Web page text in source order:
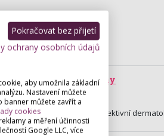
estetické medicíny
320/49 , Praha
plastické chirurgie, korektivní
Pokračovat bez přijetí
ochrany osobních údajů
aby umožnila základní
Nastavení můžete
banner můžete zavřít a
cookies
a měření účinnosti
Google LLC, více